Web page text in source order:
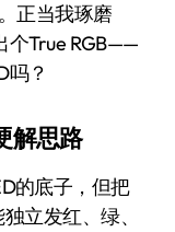
正当我琢磨
个True RGB——
吗？
解思路
的底子，但把
立发红、绿、